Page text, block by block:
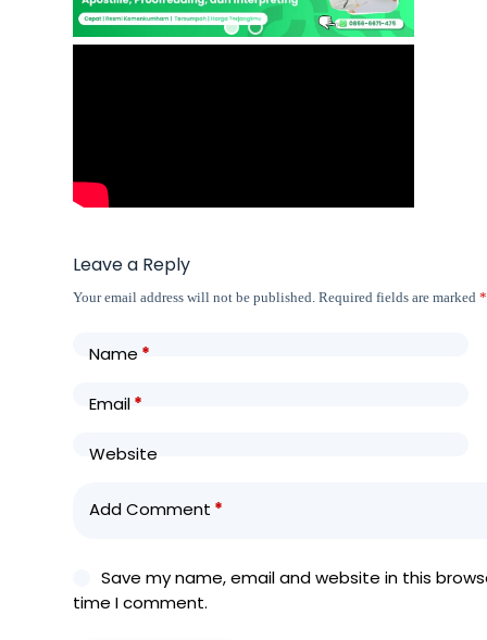
Leave a Reply
Your email address will not be published. Required fields are marked*
Name*
Email*
Website
Add Comment *
Save my name, email and website in this
time I comment.